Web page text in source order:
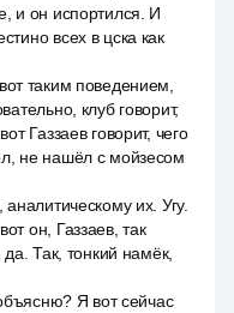
и он испортился. И
всех в цска как
таким поведением,
клуб говорит,
Газзаев говорит, чего
не нашёл с мойзесом
их. Угу.
он, Газзаев, так
Так, тонкий намёк,
Я вот сейчас